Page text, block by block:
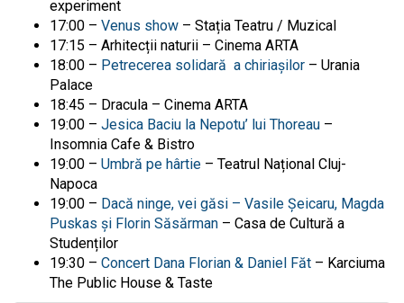
experiment
17:00 – Venus show – Stația Teatru / Muzical
17:15 – Arhitecții naturii – Cinema ARTA
18:00 – Petrecerea solidară a chiriașilor – Urania
Palace
18:45 – Dracula – Cinema ARTA
19:00 – Jesica Baciu la Nepotu’ lui Thoreau –
Insomnia Cafe & Bistro
19:00 – Umbră pe hârtie – Teatrul Național Cluj-
Napoca
19:00 – Dacă ninge, vei găsi – Vasile Șeicaru, Magda
Puskas și Florin Săsărman – Casa de Cultură a
Studenților
19:30 – Concert Dana Florian & Daniel Făt – Karciuma
The Public House & Taste